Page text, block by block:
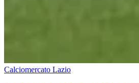
Calciomercato Lazio